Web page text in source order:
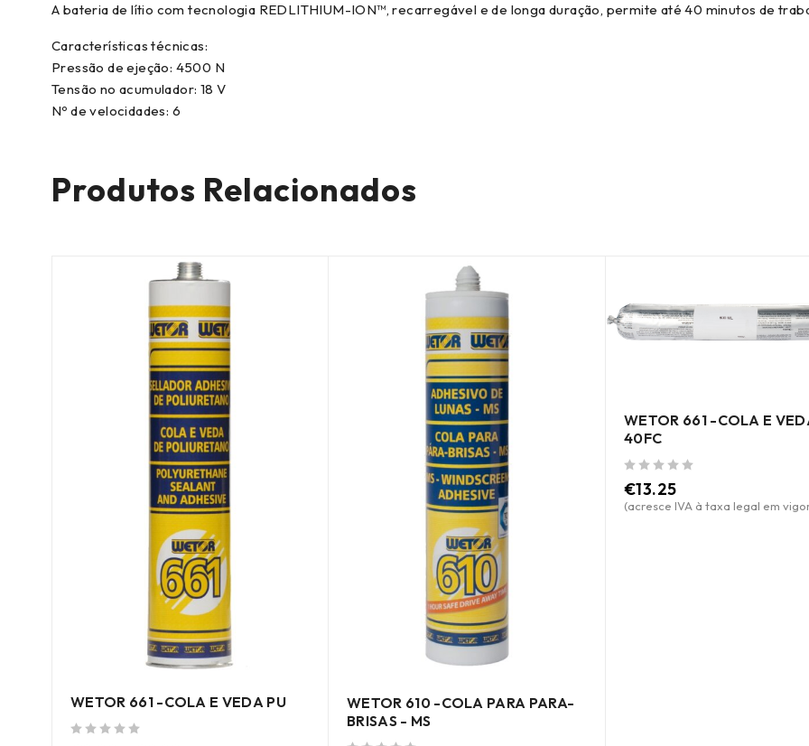
A bateria de lítio com tecnologia REDLITHIUM-ION™, recarregável e de longa duração, permite até 40 minutos de
Características técnicas:
Pressão de ejeção: 4500 N
Tensão no acumulador: 18 V
Nº de velocidades: 6
Produtos Relacionados
WETOR 661 -COLA E VEDA PU
WETOR 610 -COLA PARA PARA-
BRISAS - MS
WETOR 661 -COLA E
40FC
€13.25
(acresce IVA à taxa legal em